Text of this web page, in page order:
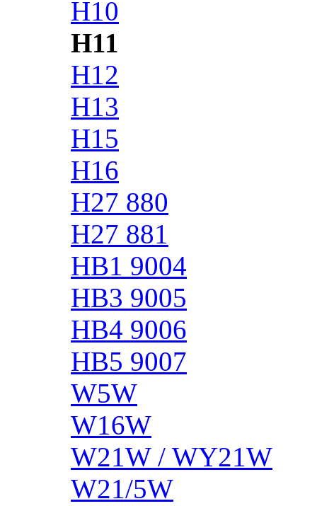
H10
H11
H12
H13
H15
H16
H27 880
H27 881
HB1 9004
HB3 9005
HB4 9006
HB5 9007
W5W
W16W
W21W / WY21W
W21/5W